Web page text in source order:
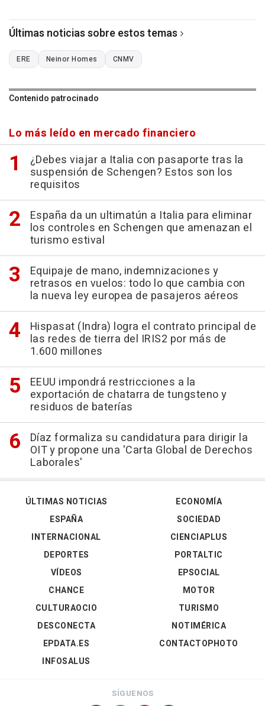
Últimas noticias sobre estos temas
ERE Neinor Homes CNMV
Contenido patrocinado
Lo más leído en mercado financiero
¿Debes viajar a Italia con pasaporte tras la
suspensión de Schengen? Estos son los
requisitos
España da un ultimatún a Italia para eliminar
los controles en Schengen que amenazan el
turismo estival
Equipaje de mano, indemnizaciones y
retrasos en vuelos: todo lo que cambia con
la nueva ley europea de pasajeros aéreos
Hispasat (Indra) logra el contrato principal de
las redes de tierra del IRIS2 por más de
1.600 millones
EEUU impondrá restricciones a la
exportación de chatarra de tungsteno y
residuos de baterías
Díaz formaliza su candidatura para dirigir la
OIT y propone una 'Carta Global de Derechos
Laborales'
ÚLTIMAS NOTICIAS
ESPAÑA
INTERNACIONAL
DEPORTES
VÍDEOS
ECONOMÍA
SOCIEDAD
CIENCIAPLUS
PORTALTIC
EPSOCIAL
CHANCE
CULTURAOCIO
DESCONECTA
EPDATA.ES
INFOSALUS
MOTOR
TURISMO
NOTIMÉRICA
CONTACTOPHOTO
SÍGUENOS